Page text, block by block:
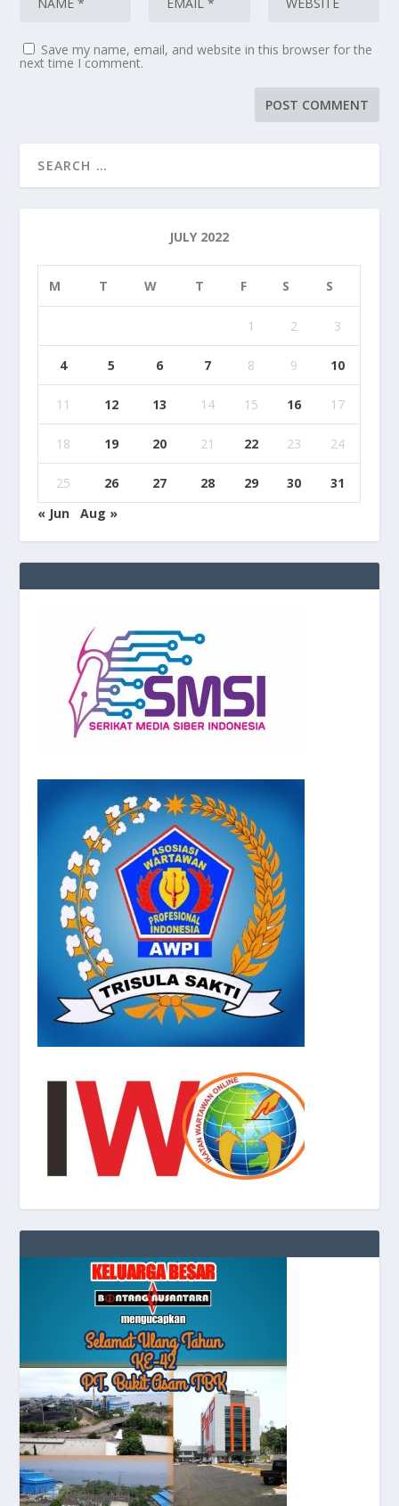
Save my name, email, and website in this browser for the
next time I comment.
JULY 2022
M T W T F S S
1 2 3
4 5 6 7 8 9 10
11 12 13 14 15 16 17
18 19 20 21 22 23 24
25 26 27 28 29 30
31
« Jun
Aug »